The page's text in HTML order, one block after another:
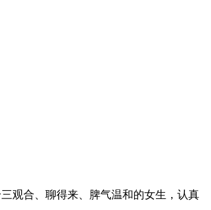
观合、聊得来、脾气温和的女生，认真